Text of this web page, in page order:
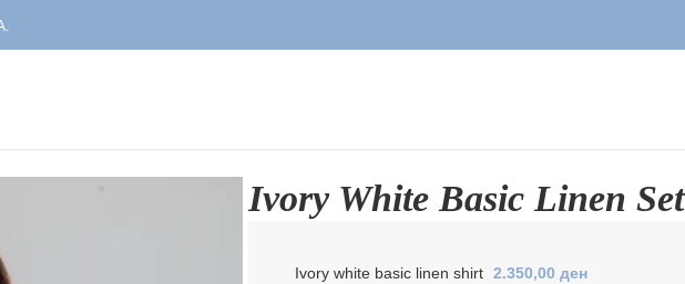
Ivory White Basic Linen Set
Ivory white basic linen shirt 2.350,00 ден